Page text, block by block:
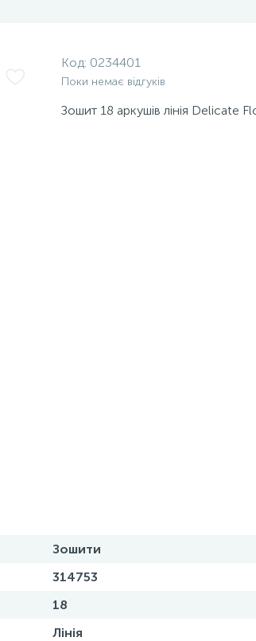
Код: 0234401
Поки немає відгуків
Зошит 18 аркушів лінія Delicate
Зошити
314753
18
Лінія